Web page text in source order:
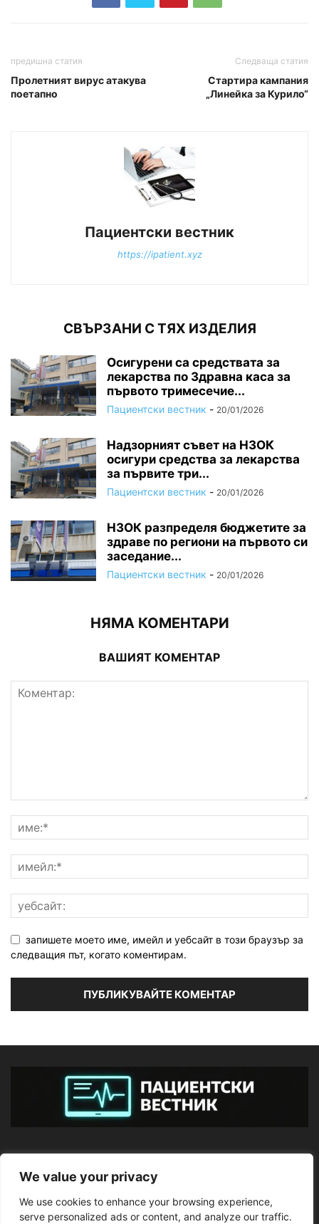
We value your privacy
We use cookies to enhance your browsing experience,
serve personalized ads or content, and analyze our traffic.
предишна статия
Пролетният вирус атакува
поетапно
Следваща статия
Стартира кампания
„Линейка за Курило“
Пациентски вестник
https://ipatient.xyz
СВЪРЗАНИ С ТЯХ ИЗДЕЛИЯ
Осигурени са средствата за
лекарства по Здравна каса за
първото тримесечие...
Пациентски вестник - 20/01/2026
Надзорният съвет на НЗОК
осигури средства за лекарства
за първите три...
Пациентски вестник - 20/01/2026
НЗОК разпределя бюджетите за
здраве по региони на първото си
заседание...
Пациентски вестник - 20/01/2026
НЯМА КОМЕНТАРИ
ВАШИЯТ КОМЕНТАР
запишете моето име, имейл и уебсайт в този браузър за
следващия път, когато коментирам.
ПОСЛЕДВАЙТЕ НИ